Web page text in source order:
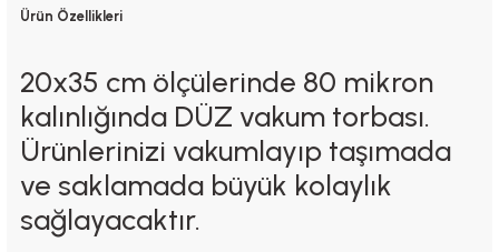
Ürün Özellikleri
20x35 cm ölçülerinde 80 mikron
kalınlığında DÜZ vakum torbası.
Ürünlerinizi vakumlayıp taşımada
ve saklamada büyük kolaylık
sağlayacaktır.